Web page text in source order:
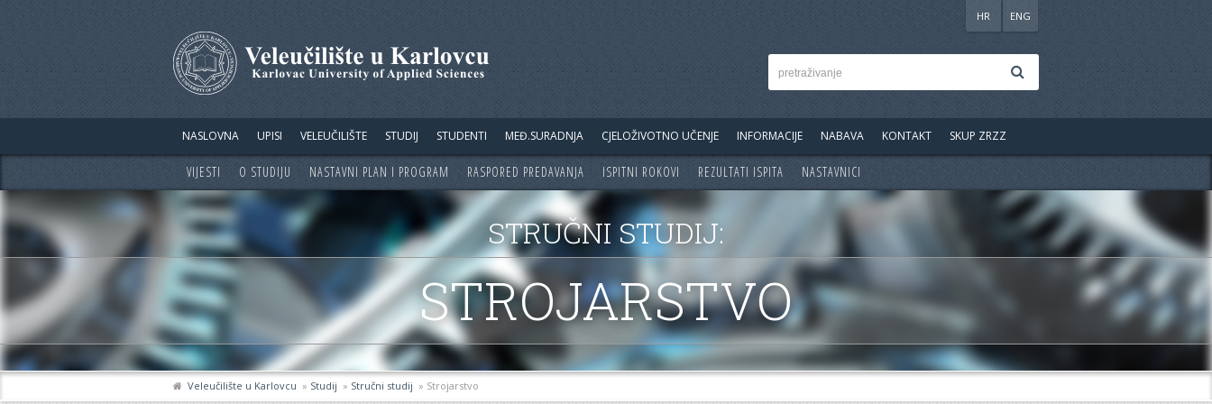
HR ENG
NASLOVNA UPISI VELEUČILIŠTE STUDIJ STUDENTI MEĐ.SURADNJA CJELOŽIVOTNO UČENJE INFORMACIJE NABAVA KONTAKT SKUP ZRZZ
VIJESTI O STUDIJU NASTAVNI PLAN I PROGRAM RASPORED PREDAVANJA ISPITNI ROKOVI REZULTATI ISPITA NASTAVNICI
STRUČNI STUDIJ:
STROJARSTVO
Veleučilište u Karlovcu » Studij » Stručni studij » Strojarstvo